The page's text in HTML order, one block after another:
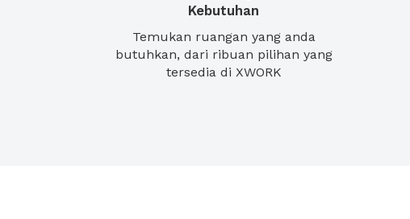
Kebutuhan
Temukan ruangan yang anda
butuhkan, dari ribuan pilihan yang
tersedia di XWORK